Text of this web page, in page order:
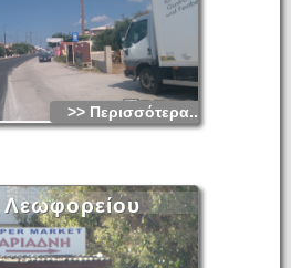
>> Περισσότερα...
Λεωφορείου